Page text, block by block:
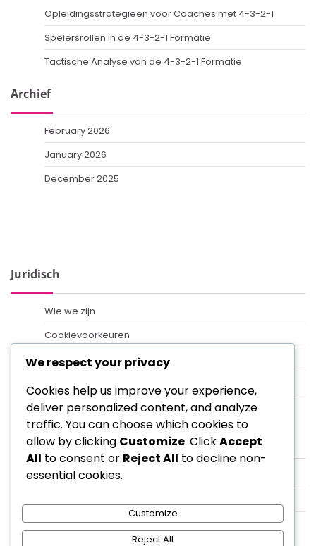
Opleidingsstrategieën voor Coaches met 4-3-2-1
Spelersrollen in de 4-3-2-1 Formatie
Tactische Analyse van de 4-3-2-1 Formatie
Archief
February 2026
January 2026
December 2025
Juridisch
Wie we zijn
Cookievoorkeuren
Neem contact op
Servicevoorwaarden
Beleid gegevensbescherming
Categorieën
Opleidingsstrategieën voor Coaches met 4-3-2-1
Tactische Analyse van de 4-3-2-1 Formatie
We respect your privacy
Cookies help us improve your experience,
deliver personalized content, and analyze
traffic. You can choose which cookies to
allow by clicking Customize. ClickAccept
All to consent or Reject All to decline non-
essential cookies.
Customize
Reject All